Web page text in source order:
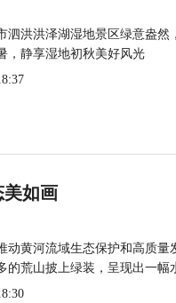
泗洪洪泽湖湿地景区绿意盎
，静享湿地初秋美好风光
美如画
动黄河流域生态保护和高质
的荒山披上绿装，呈现出一幅